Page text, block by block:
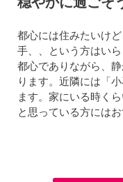
都心には住みたいけ
手、、という方はい
都心でありながら、
ります。近隣には「
ます。家にいる時く
と思っている方には